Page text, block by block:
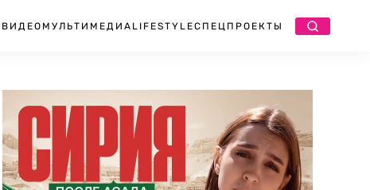
ВИДЕО МУЛЬТИМЕДИА LIFESTYLEСПЕЦПРОЕКТЫ